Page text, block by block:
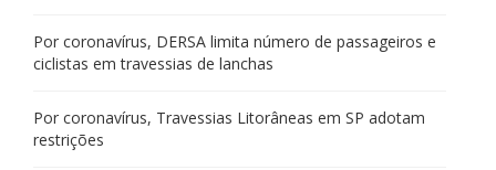
Por coronavírus, DERSA limita número de passageiros e
ciclistas em travessias de lanchas
Por coronavírus, Travessias Litorâneas em SP adotam
restrições